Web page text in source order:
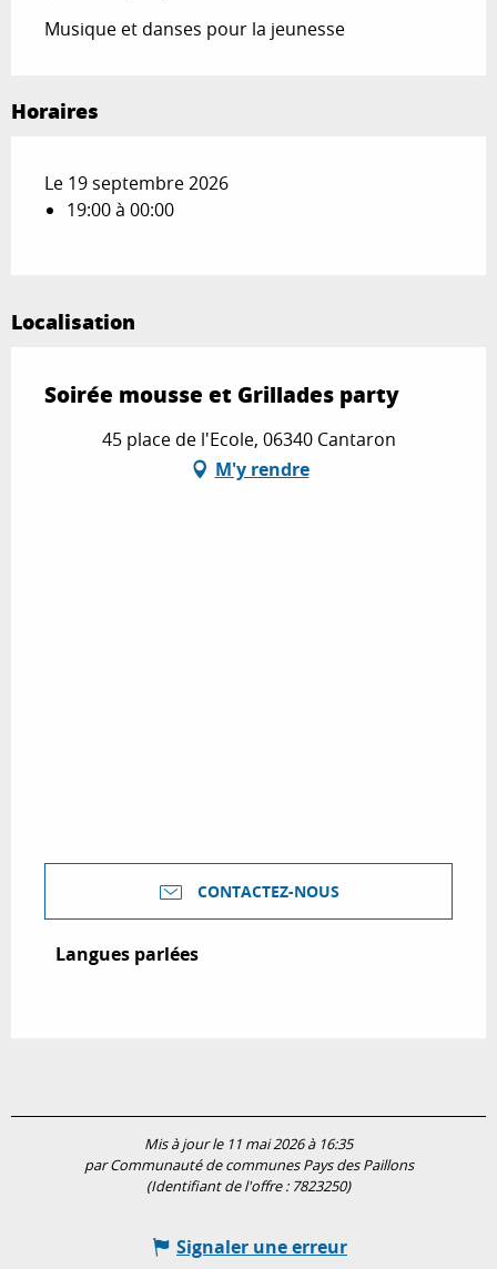
Musique et danses pour la jeunesse
Horaires
Le 19 septembre 2026
19:00 à 00:00
Localisation
Soirée mousse et Grillades party
45 place de l'Ecole, 06340 Cantaron
M'y rendre
CONTACTEZ-NOUS
Langues parlées
Langues parlées
Mis à jour le 11 mai 2026 à 16:35
par Communauté de communes Pays des Paillons
(Identifiant de l'offre : 7823250)
Signaler une erreur